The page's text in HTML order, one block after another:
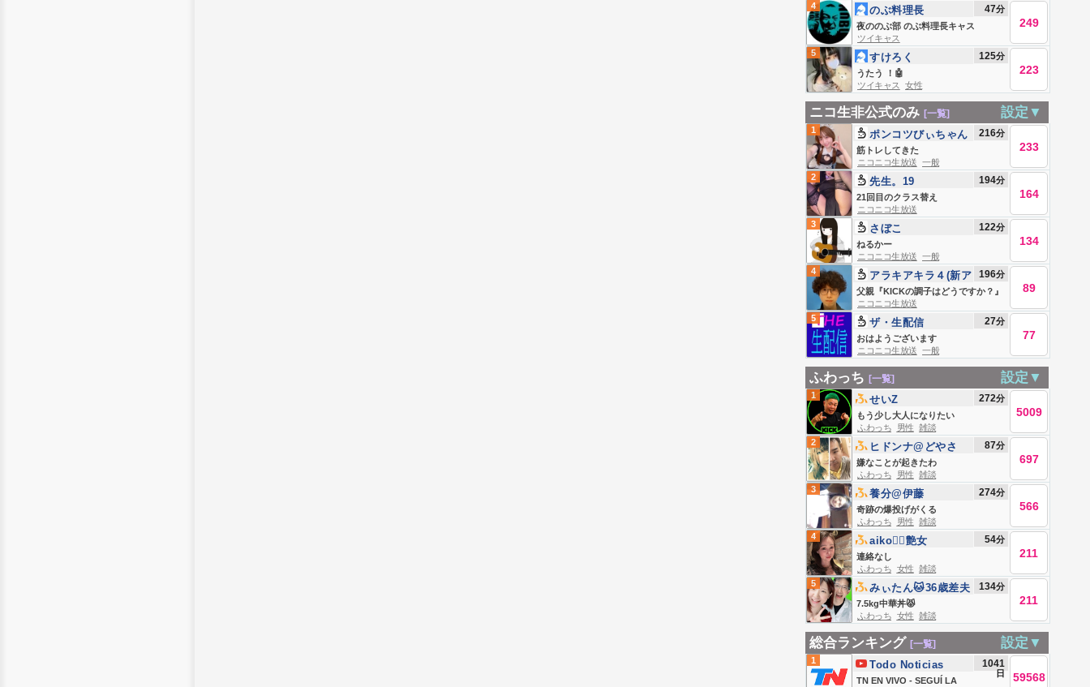
4
夜ののぶ部 のぶ料理長キャス
のぶ料理長 47分
249
ツイキャス
5
うたう ！🤖
すけろく 125分
223
ツイキャス 女性
ニコ生非公式のみ [一覧] 設定▼
1
筋トレしてきた
ポンコツびぃちゃん
(無敵)
216分
233
ニコニコ生放送 一般
2
21回目のクラス替え
先生。19 194分
164
ニコニコ生放送
3
ねるかー
さぼこ 122分
134
ニコニコ生放送 一般
4
父親『KICKの調子はどうですか？』
アラキアキラ４(新ア
カウント)
196分
89
ニコニコ生放送
5
おはようございます
ザ・生配信 27分
77
ニコニコ生放送 一般
ふわっち [一覧] 設定▼
1
もう少し大人になりたい
せいZ 272分
5009
ふわっち 男性 雑談
2
嫌なことが起きたわ
ヒドンナ@どやさ 87分
697
ふわっち 男性 雑談
3
奇跡の爆投げがくる
養分@伊藤 274分
566
ふわっち 男性 雑談
4
連絡なし
aiko❤️‍🔥艶女 54分
211
ふわっち 女性 雑談
5
7.5kg中華丼😾
みぃたん🐱36歳差夫
婦の大食い嫁
134分
211
ふわっち 女性 雑談
総合ランキング [一覧] 設定▼
1
TN EN VIVO - SEGUÍ LA
Todo Noticias 1041
日 59568